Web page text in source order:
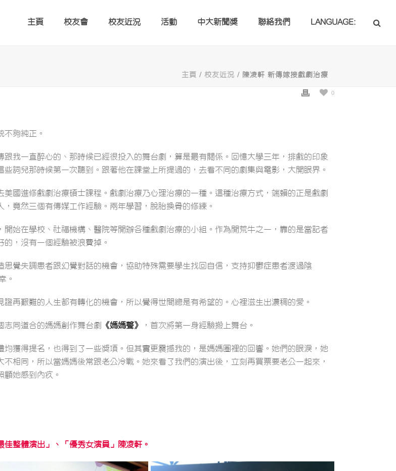
主頁 校友會 校友近況 活動 中大新聞獎 聯絡我們 LANGUAGE:
主頁 / 校友近況 / 陳凌軒 新傳嫁接戲劇治療
0
夠純正。
我一直醉心的、那時候已經很投入的舞台劇，算是最有關係。回憶大學三年，排戲的印象
詞兒那時候第一次聽到。跟著他在課堂上所提過的，去看不同的劇集與電影，大開眼界。
國進修戲劇治療碩士課程。戲劇治療乃心理治療的一種。這種治療方式，端賴的正是戲劇
竟然三個有傳媒工作經驗。兩年學習，脫胎換骨的修練。
始在學校、社福機構、醫院等開辦各種戲劇治療的小組。作為開荒牛之一，靠的是當記者
，沒有一個經驗被浪費掉。
覺失調患者跟幻覺對話的機會，協助特殊需要學生找回自信，支持抑鬱症患者渡過陰
。
再艱難的人生都有轉化的機會，所以覺得世間總是有希望的。心裡滋生出濃稠的愛。
志同道合的媽媽創作舞台劇 《媽媽聲》 ，首次將第一身經驗搬上舞台。
獲得提名，也得到了一些獎項。但其實更震撼我的，是媽媽圈裡的回響。她們的眼淚，她
相同，所以當媽媽後常跟老公冷戰。她來看了我們的演出後，立刻再買票要老公一起來，
她感到內疚。
整體演出」、「優秀女演員」陳凌軒。